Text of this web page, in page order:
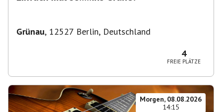
Grünau, 12527 Berlin, Deutschland
4
FREIE PLÄTZE
Morgen, 08.08.2026
14:15